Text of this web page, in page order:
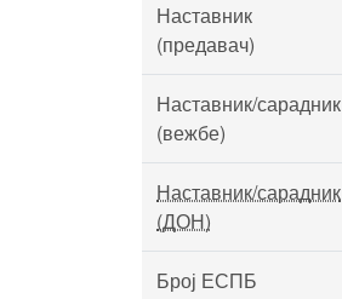
Наставник
(предавач)
Наставник/сарадник
(вежбе)
Наставник/сарадник
(ДОН)
Број ЕСПБ